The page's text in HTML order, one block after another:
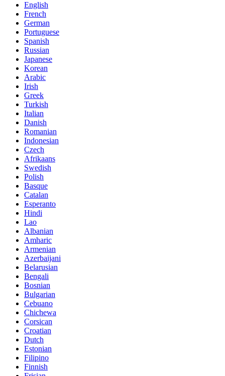
English
French
German
Portuguese
Spanish
Russian
Japanese
Korean
Arabic
Irish
Greek
Turkish
Italian
Danish
Romanian
Indonesian
Czech
Afrikaans
Swedish
Polish
Basque
Catalan
Esperanto
Hindi
Lao
Albanian
Amharic
Armenian
Azerbaijani
Belarusian
Bengali
Bosnian
Bulgarian
Cebuano
Chichewa
Corsican
Croatian
Dutch
Estonian
Filipino
Finnish